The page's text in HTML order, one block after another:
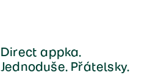
Direct appka.
Jednoduše. Přátelsky.